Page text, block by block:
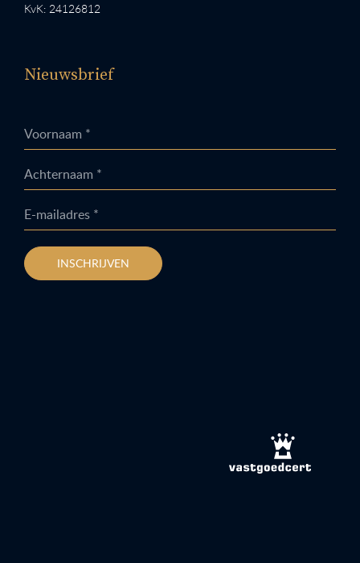
KvK: 24126812
Nieuwsbrief
Voornaam *
Achternaam *
E-mailadres *
INSCHRIJVEN